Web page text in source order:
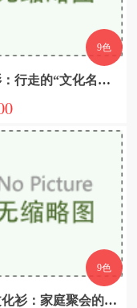
9色
文化衫：行走的“文化名片”，定制背后的深层意义解码
9色
定制文化衫：家庭聚会的温馨纽带